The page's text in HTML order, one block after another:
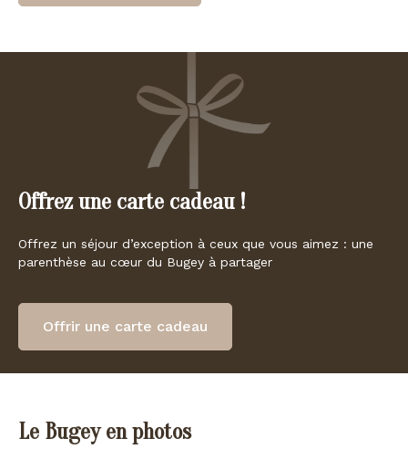
Offrez une carte cadeau !
Offrez un séjour d’exception à ceux que vous aimez : une
parenthèse au cœur du Bugey à partager
Offrir une carte cadeau
Le Bugey en photos